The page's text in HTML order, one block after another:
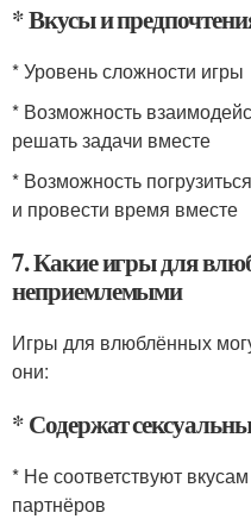
* Вкусы и
* Уровень сложности игры
* Возможность
решать задачи вместе
* Возможность
и провести время вместе
7. Какие игры для
неприемлемыми
Игры для влюблённых
они:
* Содержат
* Не соответствуют
партнёров